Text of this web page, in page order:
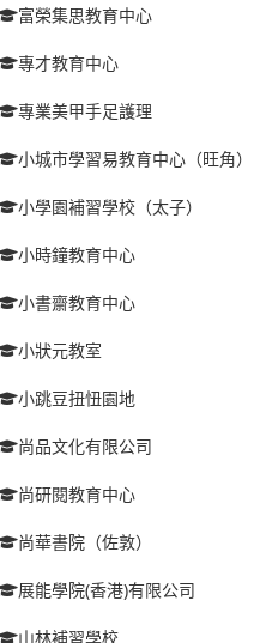
富榮集思教育中心
專才教育中心
專業美甲手足護理
小城市學習易教育中心（旺角）
小學園補習學校（太子）
小時鐘教育中心
小書齋教育中心
小狀元教室
小跳豆扭忸園地
尚品文化有限公司
尚研閱教育中心
尚華書院（佐敦）
展能學院(香港)有限公司
山林補習學校